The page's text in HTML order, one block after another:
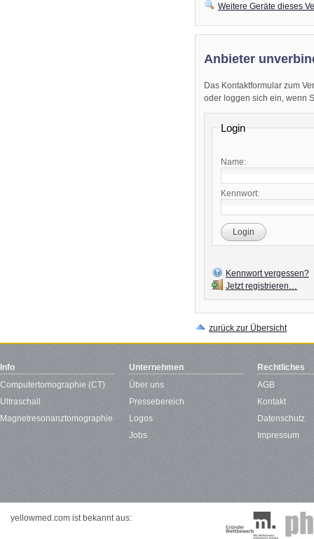
Weitere Geräte dieses
Anbieter
Das Kontaktformular zum
oder loggen sich ein, wenn
Login
Name:
Kennwort:
Login
Kennwort vergessen?
Jetzt registrieren…
zurück zur Übersicht
Info
Computertomographie (CT)
Ultraschall
Magnetresonanztomographie
Unternehmen
Über uns
Pressebereich
Logos
Jobs
Rechtliches
AGB
Kontakt
Datenschutz
Impressum
yellowmed.com ist bekannt aus: